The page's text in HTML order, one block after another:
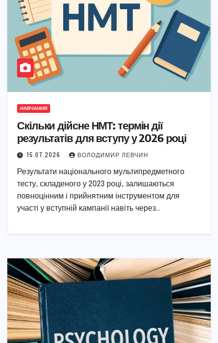
НАВЧАННЯ
Скільки дійсне НМТ: термін дії
результатів для вступу у 2026 році
15.07.2026 ВОЛОДИМИР ЛЕВЧИН
Результати національного мультипредметного
тесту, складеного у 2023 році, залишаються
повноцінним і прийнятним інструментом для
участі у вступній кампанії навіть через…